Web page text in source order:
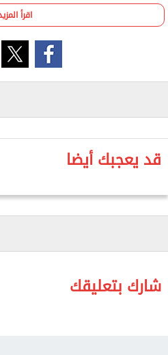
وشدد وكيل الوزارة، في
ضرورة الالتزام الكامل
الامتحانات، والتنسيق
لضمان الانضباط داخل اللجان،
سير العملية الامتحانية.
وأضاف أن المديرية انتهت
اللجان وخطوط سير نقل أوراق
المطبعة السرية، والتأكد من
المخصصة للقائمين على أعمال
مع أي مواقف طارئة قد تطرأ
وأكد وكيل وزارة التربية
جميع الإدارات التعليمية
اقرأ
قد يعجبك أيضا
شارك بتعليقك